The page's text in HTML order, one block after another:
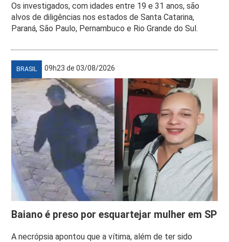
Os investigados, com idades entre 19 e 31 anos, são
alvos de diligências nos estados de Santa Catarina,
Paraná, São Paulo, Pernambuco e Rio Grande do Sul.
BRASIL 09h23 de 03/08/2026
Baiano é preso por esquartejar mulher em SP
A necrópsia apontou que a vítima, além de ter sido